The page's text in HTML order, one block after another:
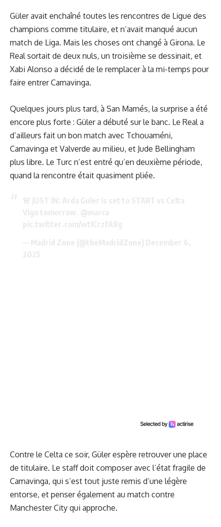
Güler avait enchaîné toutes les rencontres de Ligue des
champions comme titulaire, et n’avait manqué aucun
match de Liga. Mais les choses ont changé à Girona. Le
Real sortait de deux nuls, un troisième se dessinait, et
Xabi Alonso a décidé de le remplacer à la mi-temps pour
faire entrer Camavinga.
Quelques jours plus tard, à San Mamés, la surprise a été
encore plus forte : Güler a débuté sur le banc. Le Real a
d’ailleurs fait un bon match avec Tchouaméni,
Camavinga et Valverde au milieu, et Jude Bellingham
plus libre. Le Turc n’est entré qu’en deuxième période,
quand la rencontre était quasiment pliée.
Contre le Celta ce soir, Güler espère retrouver une place
de titulaire. Le staff doit composer avec l’état fragile de
Camavinga, qui s’est tout juste remis d’une légère
entorse, et penser également au match contre
Manchester City qui approche.